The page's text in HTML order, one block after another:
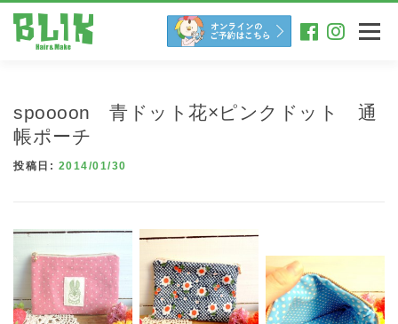
メニュー
spoooon 青ドット花×ピンクドット 通
帳ポーチ
投稿日: 2014/01/30